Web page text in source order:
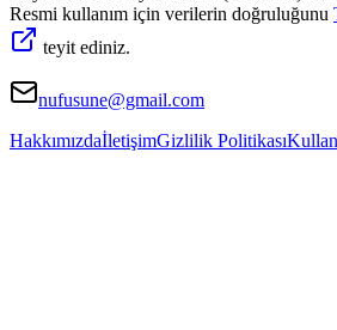
Resmi kullanım için verilerin doğruluğunu
teyit ediniz.
nufusune@gmail.com
HakkımızdaİletişimGizlilik Politikası